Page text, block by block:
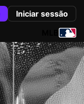
Iniciar sessão